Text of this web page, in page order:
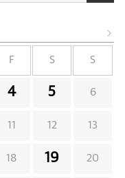
F S S
4 5 6
11 12 13
18 19 20